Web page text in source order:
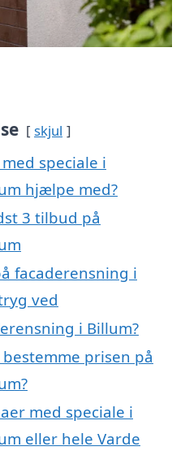
skjul
speciale i
hjælpe med?
3 tilbud på
facaderensning i
ved
i Billum?
prisen på
med speciale i
eller hele Varde